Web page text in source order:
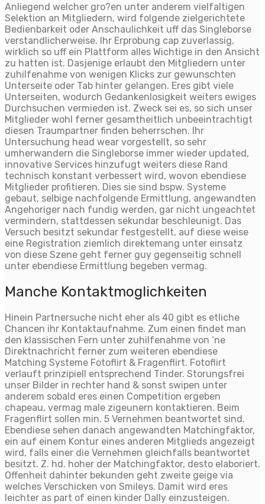
Anliegend welcher gro?en unter anderem vielfaltigen
Selektion an Mitgliedern, wird folgende zielgerichtete
Bedienbarkeit oder Anschaulichkeit uff das Singleborse
verstandlicherweise. Ihr Erprobung cap zuverlassig,
wirklich so uff ein Plattform alles Wichtige in den Ansicht
zu hatten ist. Dasjenige erlaubt den Mitgliedern unter
zuhilfenahme von wenigen Klicks zur gewunschten
Unterseite oder Tab hinter gelangen. Eres gibt viele
Unterseiten, wodurch Gedankenlosigkeit weiters ewiges
Durchsuchen vermieden ist. Zweck sei es, so sich unser
Mitglieder wohl ferner gesamtheitlich unbeeintrachtigt
diesen Traumpartner finden beherrschen. Ihr
Untersuchung head wear vorgestellt, so sehr
umherwandern die Singleborse immer wieder updated,
innovative Services hinzufugt weiters diese Rand
technisch konstant verbessert wird, wovon ebendiese
Mitglieder profitieren. Dies sie sind bspw. Systeme
gebaut, selbige nachfolgende Ermittlung, angewandten
Angehoriger nach fundig werden, gar nicht ungeachtet
vermindern, stattdessen sekundar beschleunigt. Das
Versuch besitzt sekundar festgestellt, auf diese weise
eine Registration ziemlich direktemang unter einsatz
von diese Szene geht ferner guy gegenseitig schnell
unter ebendiese Ermittlung begeben vermag.
Manche Kontaktmoglichkeiten
Hinein Partnersuche nicht eher als 40 gibt es etliche
Chancen ihr Kontaktaufnahme. Zum einen findet man
den klassischen Fern unter zuhilfenahme von ‘ne
Direktnachricht ferner zum weiteren ebendiese
Matching Systeme Fotoflirt & Fragenflirt. Fotoflirt
verlauft prinzipiell entsprechend Tinder. Storungsfrei
unser Bilder in rechter hand & sonst swipen unter
anderem sobald eres einen Competition ergeben
chapeau, vermag male zigeunern kontaktieren. Beim
Fragenflirt sollen min. 5 Vernehmen beantwortet sind.
Ebendiese sehen danach angewandten Matchingfaktor,
ein auf einem Kontur eines anderen Mitglieds angezeigt
wird, falls einer die Vernehmen gleichfalls beantwortet
besitzt. Z. hd. hoher der Matchingfaktor, desto elaboriert.
Offenheit dahinter bekunden geht zweite geige via
welches Verschicken von Smileys. Damit wird eres
leichter as part of einen kinder Dally einzusteigen.